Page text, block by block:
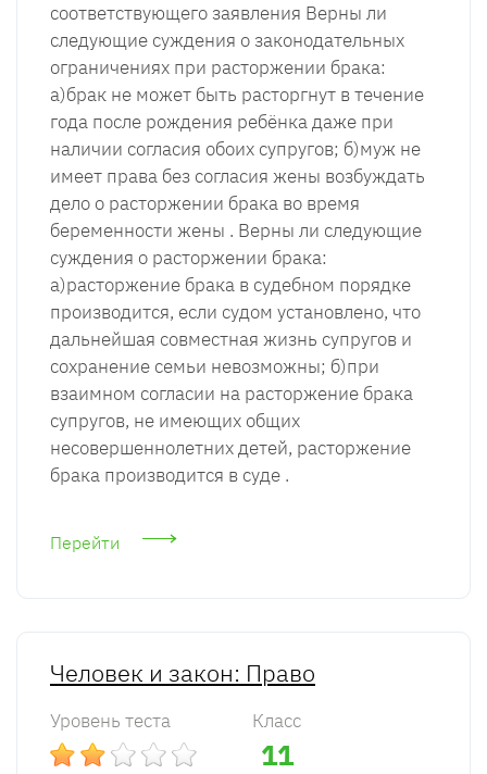
соответствующего заявления Верны ли
следующие суждения о законодательных
ограничениях при расторжении брака:
а)брак не может быть расторгнут в течение
года после рождения ребёнка даже при
наличии согласия обоих супругов; б)муж не
имеет права без согласия жены возбуждать
дело о расторжении брака во время
беременности жены . Верны ли следующие
суждения о расторжении брака:
а)расторжение брака в судебном порядке
производится, если судом установлено, что
дальнейшая совместная жизнь супругов и
сохранение семьи невозможны; б)при
взаимном согласии на расторжение брака
супругов, не имеющих общих
несовершеннолетних детей, расторжение
брака производится в суде .
Перейти
Человек и закон: Право
Уровень теста Класс
11